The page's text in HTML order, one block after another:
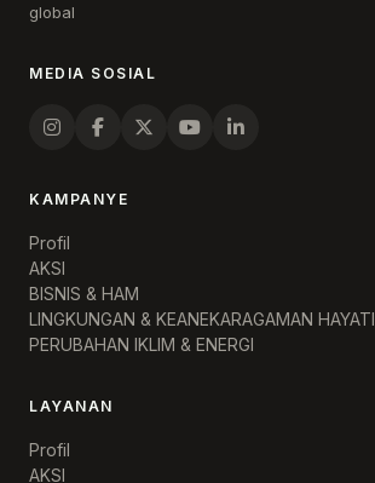
global
MEDIA SOSIAL
KAMPANYE
Profil
AKSI
BISNIS & HAM
LINGKUNGAN & KEANEKARAGAMAN HAYATI
PERUBAHAN IKLIM & ENERGI
LAYANAN
Profil
AKSI